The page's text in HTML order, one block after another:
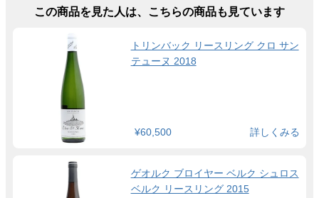
この商品を見た人は、こちらの商品も見ています
トリンバック リースリング クロ サン
テューヌ 2018
¥60,500 詳しくみる
ゲオルク ブロイヤー ベルク シュロス
ベルク リースリング 2015